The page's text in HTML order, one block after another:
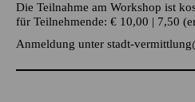
Die Teilnahme am Workshop ist
für Teilnehmende: € 10,00 | 7,50
Anmeldung unter stadt-